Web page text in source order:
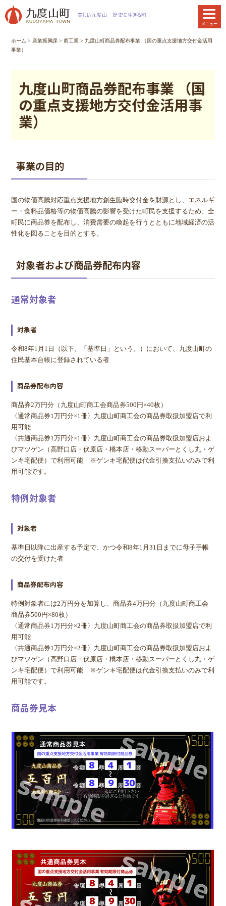
文
メニュー
ホーム > 産業振興課 >商工業 > 九度山町商品券配布事業 （国の重点支援地方交付金活用
事業）
九度山町商品券配布事業 （国
の重点支援地方交付金活用事
業）
事業の目的
国の物価高騰対応重点支援地方創生臨時交付金を財源とし、エネルギ
ー・食料品価格等の物価高騰の影響を受けた町民を支援するため、全
町民に商品券を配布し、消費需要の喚起を行うとともに地域経済の活
性化を図ることを目的とする。
対象者および商品券配布内容
通常対象者
対象者
令和8年1月1日（以下。「基準日」という。）において、九度山町の
住民基本台帳に登録されている者
商品券配布内容
商品券2万円分（九度山町商工会商品券500円×40枚）
〈通常商品券1万円分×1冊〉九度山町商工会の商品券取扱加盟店で利
用可能
〈共通商品券1万円分×1冊〉九度山町商工会の商品券取扱加盟店およ
びマツゲン（高野口店・伏原店・橋本店・移動スーパーとくし丸・ゲ
ンキ宅配便）で利用可能 ※ゲンキ宅配便は代金引換支払いのみで利
用可能です。
特例対象者
対象者
基準日以降に出産する予定で、かつ令和8年1月31日までに母子手帳
の交付を受けた者
商品券配布内容
特例対象者には2万円分を加算し、商品券4万円分（九度山町商工会
商品券500円×80枚）
〈通常商品券1万円分×2冊〉九度山町商工会の商品券取扱加盟店で利
用可能
〈共通商品券1万円分×2冊〉九度山町商工会の商品券取扱加盟店およ
びマツゲン（高野口店・伏原店・橋本店・移動スーパーとくし丸・ゲ
ンキ宅配便）で利用可能 ※ゲンキ宅配便は代金引換支払いのみで利
用可能です。
商品券見本